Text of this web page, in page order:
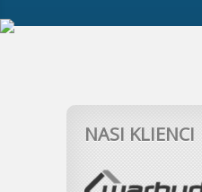
NASI KLIENCI